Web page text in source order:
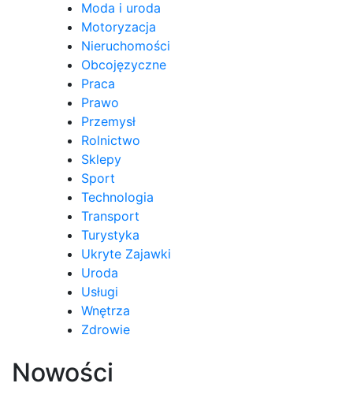
Moda i uroda
Motoryzacja
Nieruchomości
Obcojęzyczne
Praca
Prawo
Przemysł
Rolnictwo
Sklepy
Sport
Technologia
Transport
Turystyka
Ukryte Zajawki
Uroda
Usługi
Wnętrza
Zdrowie
Nowości